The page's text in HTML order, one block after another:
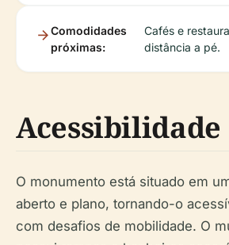
Comodidades
próximas:
Cafés e
distância a pé.
Acessibilidade
O monumento está situado em
aberto e plano, tornando-o
com desafios de mobilidade. O